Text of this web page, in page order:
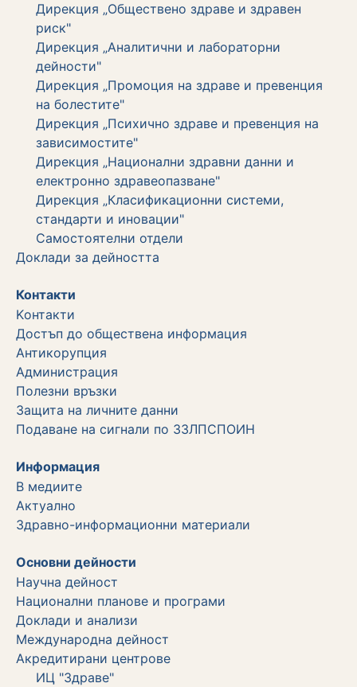
Дирекция „Обществено здраве и здравен
риск"
Дирекция „Аналитични и лабораторни
дейности"
Дирекция „Промоция на здраве и превенция
на болестите"
Дирекция „Психично здраве и превенция на
зависимостите"
Дирекция „Национални здравни данни и
електронно здравеопазване"
Дирекция „Класификационни системи,
стандарти и иновации"
Самостоятелни отдели
Дoклади за дейността
Контакти
Kонтакти
Достъп до обществена информация
Aнтикорупция
Администрация
Полезни връзки
Защита на личните данни
Подаване на сигнали по ЗЗЛПСПОИН
Информация
В медиите
Актуално
Здравно-информационни материали
Основни дейности
Научна дейност
Национални планове и програми
Доклади и анализи
Международна дейност
Акредитирани центрове
ИЦ "Здраве"